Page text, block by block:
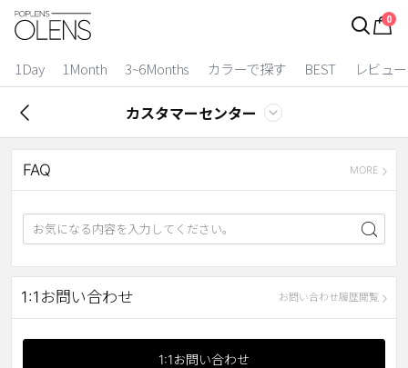
0
1Day 1Month 3~6Months カラーで探す BEST レビュー
ログイン
カラコン比較
今月限定特典
ベスト
カラコン
1 Day
カスタマーセンター
FAQ MORE
1:1お問い合わせ
1:1お問い合わせ
お問い合わせ履歴閲覧